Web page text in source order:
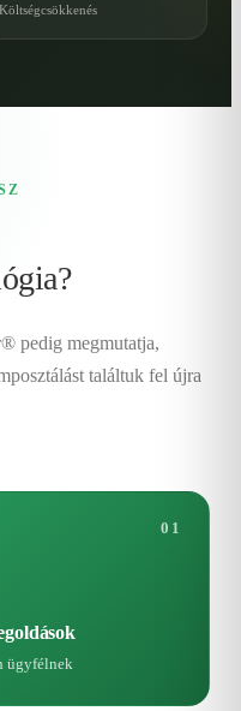
Költségcsökkenés
pedig megmutatja,
találtuk fel újra
01
ügyfélnek